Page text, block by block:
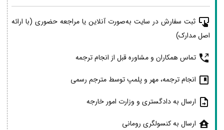
ثبت سفارش در سایت به‌صورت آنلاین یا مراجعه حضوری (با ارائه
اصل مدارک)
تماس همکاران و مشاوره قبل از انجام ترجمه
انجام ترجمه، مهر و پلمپ توسط مترجم رسمی
ارسال به دادگستری و وزارت امور خارجه
ارسال به کنسولگری رومانی